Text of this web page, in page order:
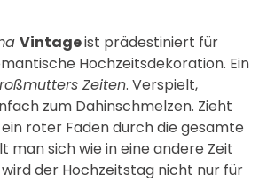
Vintageist prädestiniert für
Hochzeitsdekoration. Ein
Zeiten. Verspielt,
zum Dahinschmelzen. Zieht
roter Faden durch die gesamte
man sich wie in eine andere Zeit
der Hochzeitstag nicht nur für